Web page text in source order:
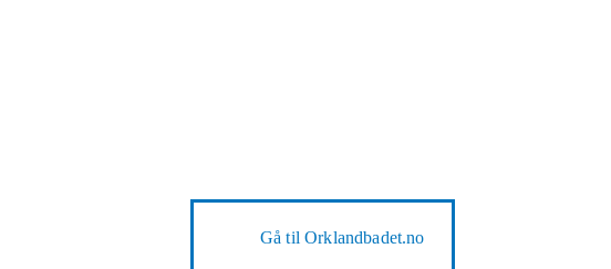
Gå tilOrklandbadet.no